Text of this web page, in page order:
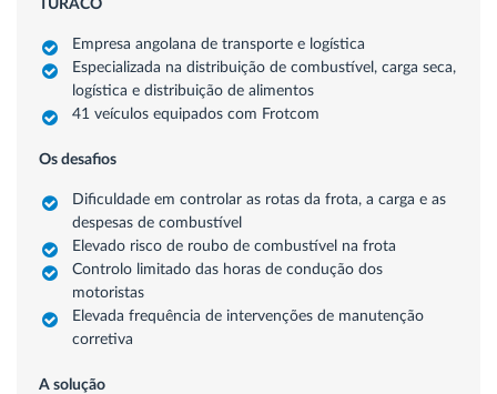
TURACO
Empresa angolana de transporte e logística
Especializada na distribuição de combustível, carga seca,
logística e distribuição de alimentos
41 veículos equipados com Frotcom
Os desafios
Dificuldade em controlar as rotas da frota, a carga e as
despesas de combustível
Elevado risco de roubo de combustível na frota
Controlo limitado das horas de condução dos
motoristas
Elevada frequência de intervenções de manutenção
corretiva
A solução